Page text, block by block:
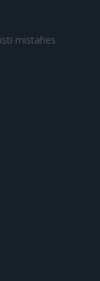
mistahes